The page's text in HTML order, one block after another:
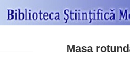
Masa